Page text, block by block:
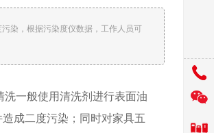
染，根据污染度仪数据，工作人员可
一般使用清洗剂进行表面油
成二度污染；同时对家具五